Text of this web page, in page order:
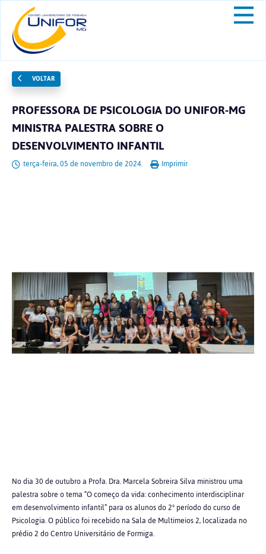
VOLTAR
PROFESSORA DE PSICOLOGIA DO UNIFOR-MG
MINISTRA PALESTRA SOBRE O
DESENVOLVIMENTO INFANTIL
terça-feira, 05 de novembro de 2024. Imprimir
No dia 30 de outubro a Profa. Dra. Marcela Sobreira Silva ministrou uma
palestra sobre o tema “O começo da vida: conhecimento interdisciplinar
em desenvolvimento infantil” para os alunos do 2º período do curso de
Psicologia. O público foi recebido na Sala de Multimeios 2, localizada no
prédio 2 do Centro Universitário de Formiga.